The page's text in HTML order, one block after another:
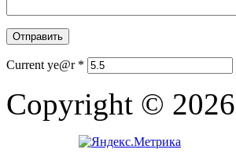
Current ye@r *
Copyright © 2026